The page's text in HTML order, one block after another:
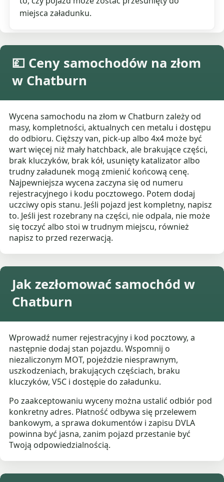
miejsca załadunku.
💷 Ceny samochodów na złom
w Chatburn
Wycena samochodu na złom w Chatburn zależy od
masy, kompletności, aktualnych cen metalu i dostępu
do odbioru. Cięższy van, pick-up albo 4x4 może być
wart więcej niż mały hatchback, ale brakujące części,
brak kluczyków, brak kół, usunięty katalizator albo
trudny załadunek mogą zmienić końcową cenę.
Najpewniejsza wycena zaczyna się od numeru
rejestracyjnego i kodu pocztowego. Potem dodaj
uczciwy opis stanu. Jeśli pojazd jest kompletny, napisz
to. Jeśli jest rozebrany na części, nie odpala, nie może
się toczyć albo stoi w trudnym miejscu, również
napisz to przed rezerwacją.
Jak zezłomować samochód w
Chatburn
Wprowadź numer rejestracyjny i kod pocztowy, a
następnie dodaj stan pojazdu. Wspomnij o
niezaliczonym MOT, pojeździe niesprawnym,
uszkodzeniach, brakujących częściach, braku
kluczyków, V5C i dostępie do załadunku.
Po zaakceptowaniu wyceny można ustalić odbiór pod
konkretny adres. Płatność odbywa się przelewem
bankowym, a sprawa dokumentów i zapisu DVLA
powinna być jasna, zanim pojazd przestanie być
Twoją odpowiedzialnością.